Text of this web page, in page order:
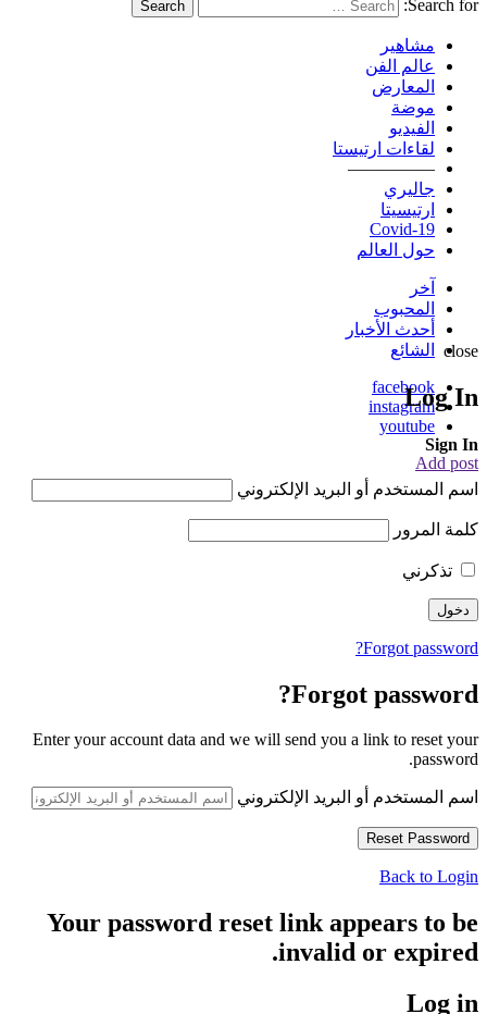
Search for:
Search
مشاهير
عالم الفن
المعارض
موضة
الفيديو
لقاءات ارتيستا
—————
جاليري
ارتيسيتا
Covid-19
حول العالم
آخر
المحبوب
أحدث الأخبار
الشائع
facebook
instagram
youtube
Add post
close
Log In
Sign In
اسم المستخدم أو البريد الإلكتروني
كلمة المرور
تذكرني
Forgot password?
Forgot password?
Enter your account data and we will send you a link to reset your
password.
اسم المستخدم أو البريد الإلكتروني
Back to Login
Your password reset link appears to be
invalid or expired.
Log in